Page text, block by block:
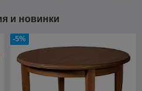
и новинки
-5%